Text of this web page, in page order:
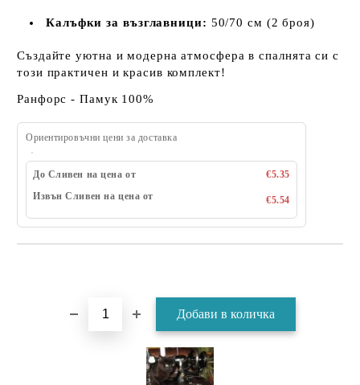
Калъфки за възглавници: 50/70 см (2 броя)
Създайте уютна и модерна атмосфера в спалнята си с
този практичен и красив комплект!
Ранфорс - Памук 100%
Ориентировъчни цени за доставка
До Сливен на цена от
€5.35
Извън Сливен на цена от
€5.54